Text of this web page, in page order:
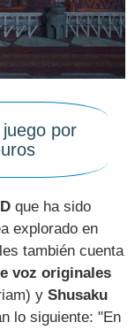
por
que ha sido
explorado en
también cuenta
voz originales
yShusaku
lo siguiente: "En